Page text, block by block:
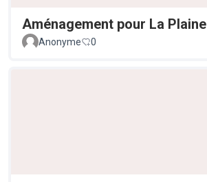
Aménagement pour La Plaine
Anonyme
0